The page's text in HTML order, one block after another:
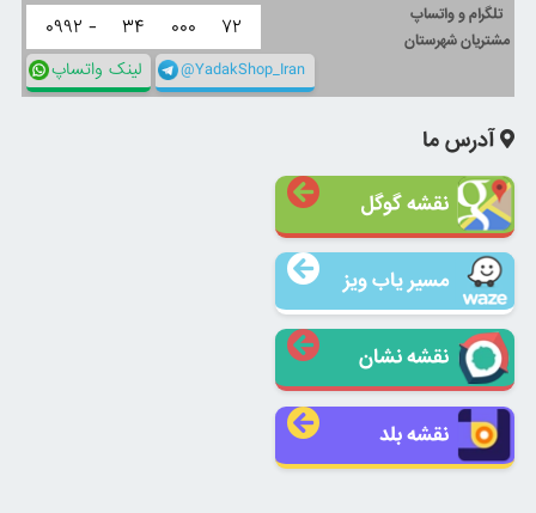
تلگرام و واتساپ
مشتریان شهرستان
۰۹۹۲ - ۳۴ ۰۰۰ ۷۲
لینک واتساپ @YadakShop_Iran
آدرس ما
نقشه گوگل
مسیر یاب ویز
نقشه نشان
نقشه بلد